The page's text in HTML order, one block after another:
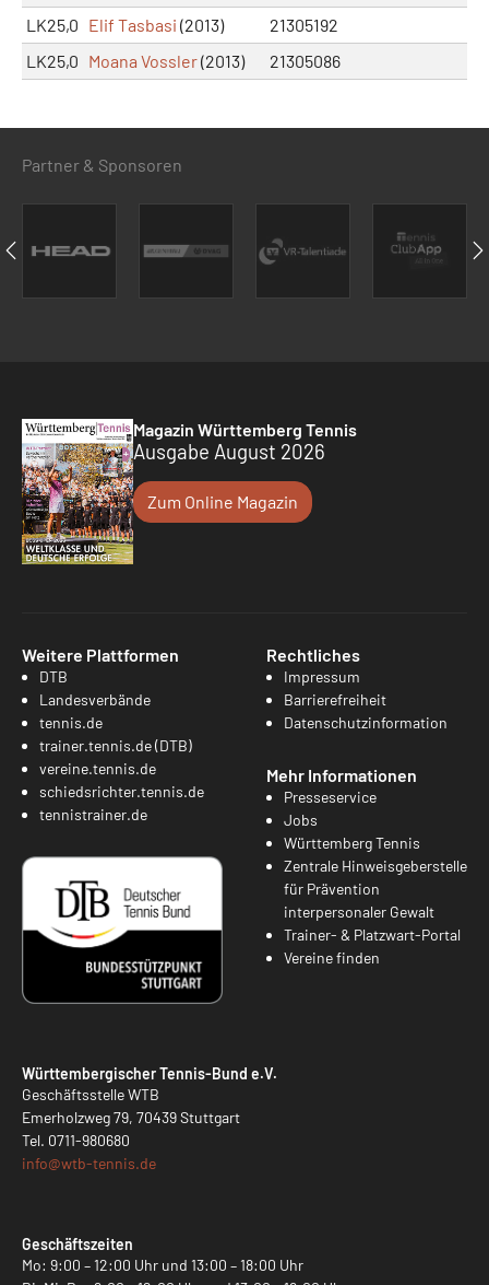
LK25,0 Elif Tasbasi (2013)
21305192
LK25,0 Moana Vossler(2013) 21305086
Partner & Sponsoren
Magazin Württemberg Tennis
Ausgabe August 2026
Zum Online Magazin
Weitere Plattformen
DTB
Landesverbände
tennis.de
trainer.tennis.de (DTB)
vereine.tennis.de
schiedsrichter.tennis.de
tennistrainer.de
Rechtliches
Impressum
Barrierefreiheit
Datenschutzinformation
Mehr Informationen
Presseservice
Jobs
Württemberg Tennis
Zentrale Hinweisgeberstelle
für Prävention
interpersonaler Gewalt
Trainer- & Platzwart-Portal
Vereine finden
Württembergischer Tennis-Bund e.V.
Geschäftsstelle WTB
Emerholzweg 79, 70439 Stuttgart
Tel. 0711-980680
info@wtb-tennis.de
Geschäftszeiten
Mo: 9:00 – 12:00 Uhr und 13:00 – 18:00 Uhr